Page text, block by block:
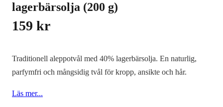
lagerbärsolja (200 g)
159 kr
Traditionell aleppotvål med 40% lagerbärsolja. En naturlig,
parfymfri och mångsidig tvål för kropp, ansikte och hår.
Läs mer...